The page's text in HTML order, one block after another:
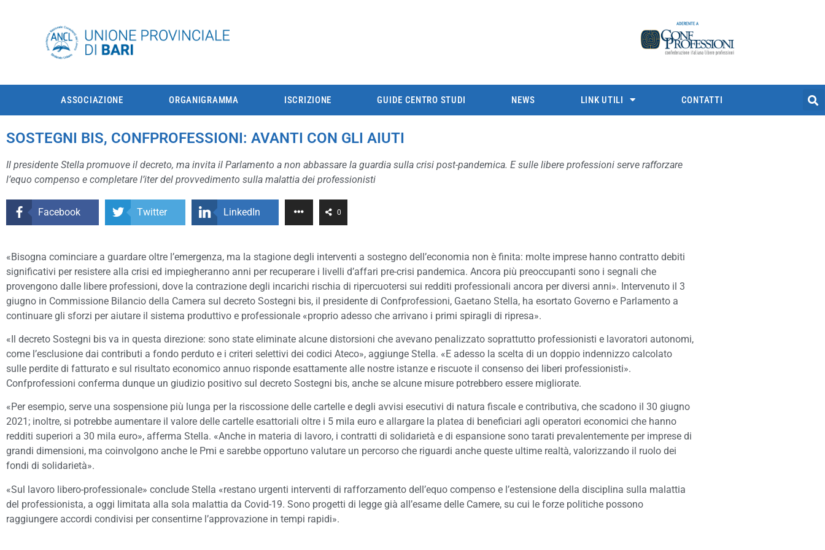
ASSOCIAZIONE ORGANIGRAMMA ISCRIZIONE GUIDE CENTRO STUDI NEWS LINK UTILI CONTATTI
SOSTEGNI BIS, CONFPROFESSIONI: AVANTI CON GLI AIUTI
Il presidente Stella promuove il decreto, ma invita il Parlamento a non abbassare la guardia sulla crisi post-pandemica. E sulle libere professioni serve rafforzare
l’equo compenso e completare l’iter del provvedimento sulla malattia dei professionisti
Facebook Twitter LinkedIn 0
«Bisogna cominciare a guardare oltre l’emergenza, ma la stagione degli interventi a sostegno dell’economia non è finita: molte imprese hanno contratto debiti
significativi per resistere alla crisi ed impiegheranno anni per recuperare i livelli d’affari pre-crisi pandemica. Ancora più preoccupanti sono i segnali che
provengono dalle libere professioni, dove la contrazione degli incarichi rischia di ripercuotersi sui redditi professionali ancora per diversi anni». Intervenuto il 3
giugno in Commissione Bilancio della Camera sul decreto Sostegni bis, il presidente di Confprofessioni, Gaetano Stella, ha esortato Governo e Parlamento a
continuare gli sforzi per aiutare il sistema produttivo e professionale «proprio adesso che arrivano i primi spiragli di ripresa».
«Il decreto Sostegni bis va in questa direzione: sono state eliminate alcune distorsioni che avevano penalizzato soprattutto professionisti e lavoratori autonomi,
come l’esclusione dai contributi a fondo perduto e i criteri selettivi dei codici Ateco», aggiunge Stella. «E adesso la scelta di un doppio indennizzo calcolato
sulle perdite di fatturato e sul risultato economico annuo risponde esattamente alle nostre istanze e riscuote il consenso dei liberi professionisti».
Confprofessioni conferma dunque un giudizio positivo sul decreto Sostegni bis, anche se alcune misure potrebbero essere migliorate.
«Per esempio, serve una sospensione più lunga per la riscossione delle cartelle e degli avvisi esecutivi di natura fiscale e contributiva, che scadono il 30 giugno
2021; inoltre, si potrebbe aumentare il valore delle cartelle esattoriali oltre i 5 mila euro e allargare la platea di beneficiari agli operatori economici che hanno
redditi superiori a 30 mila euro», afferma Stella. «Anche in materia di lavoro, i contratti di solidarietà e di espansione sono tarati prevalentemente per imprese di
grandi dimensioni, ma coinvolgono anche le Pmi e sarebbe opportuno valutare un percorso che riguardi anche queste ultime realtà, valorizzando il ruolo dei
fondi di solidarietà».
«Sul lavoro libero-professionale» conclude Stella «restano urgenti interventi di rafforzamento dell’equo compenso e l’estensione della disciplina sulla malattia
del professionista, a oggi limitata alla sola malattia da Covid-19. Sono progetti di legge già all’esame delle Camere, su cui le forze politiche possono
raggiungere accordi condivisi per consentirne l’approvazione in tempi rapidi».